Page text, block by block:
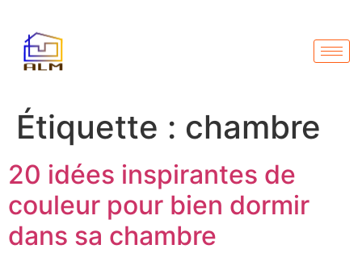
Étiquette : chambre
20 idées inspirantes de
couleur pour bien dormir
dans sa chambre